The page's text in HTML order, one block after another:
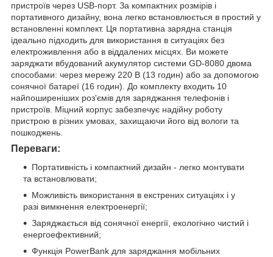
пристроїв через USB-порт. За компактних розмірів і
портативного дизайну, вона легко встановлюється в простий у
встановленні комплект. Ця портативна зарядна станція
ідеально підходить для використання в ситуаціях без
електроживлення або в віддалених місцях. Ви можете
заряджати вбудований акумулятор системи GD-8080 двома
способами: через мережу 220 В (13 годин) або за допомогою
сонячної батареї (16 годин). До комплекту входить 10
найпоширеніших роз'ємів для заряджання телефонів і
пристроїв. Міцний корпус забезпечує надійну роботу
пристрою в різних умовах, захищаючи його від вологи та
пошкоджень.
Переваги:
Портативність і компактний дизайн - легко монтувати
та встановлювати;
Можливість використання в екстрених ситуаціях і у
разі вимкнення електроенергії;
Заряджається від сонячної енергії, екологічно чистий і
енергоефективний;
Функція PowerBank для заряджання мобільних